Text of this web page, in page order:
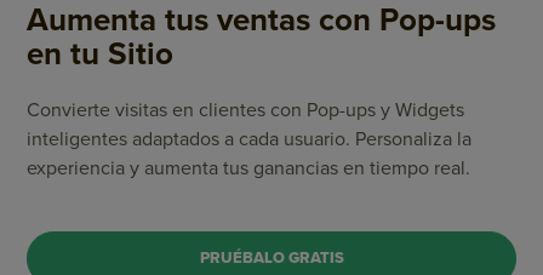
Aumenta tus ventas con Pop-ups
en tu Sitio
Convierte visitas en clientes con Pop-ups y Widgets
inteligentes adaptados a cada usuario. Personaliza la
experiencia y aumenta tus ganancias en tiempo real.
PRUÉBALO GRATIS